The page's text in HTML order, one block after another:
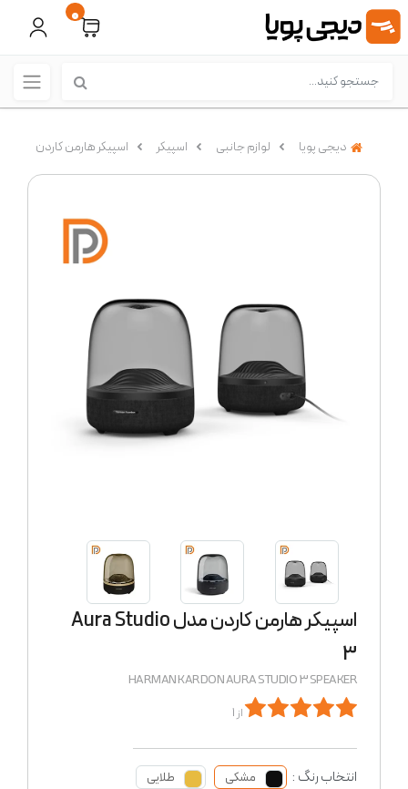
0
دیجی پویا لوازم جانبی اسپیکر اسپیکر هارمن کاردن
اسپیکر هارمن کاردن مدل Aura Studio
3
HARMAN KARDON AURA STUDIO 3 SPEAKER
از 1
انتخاب رنگ : مشکی طلایی